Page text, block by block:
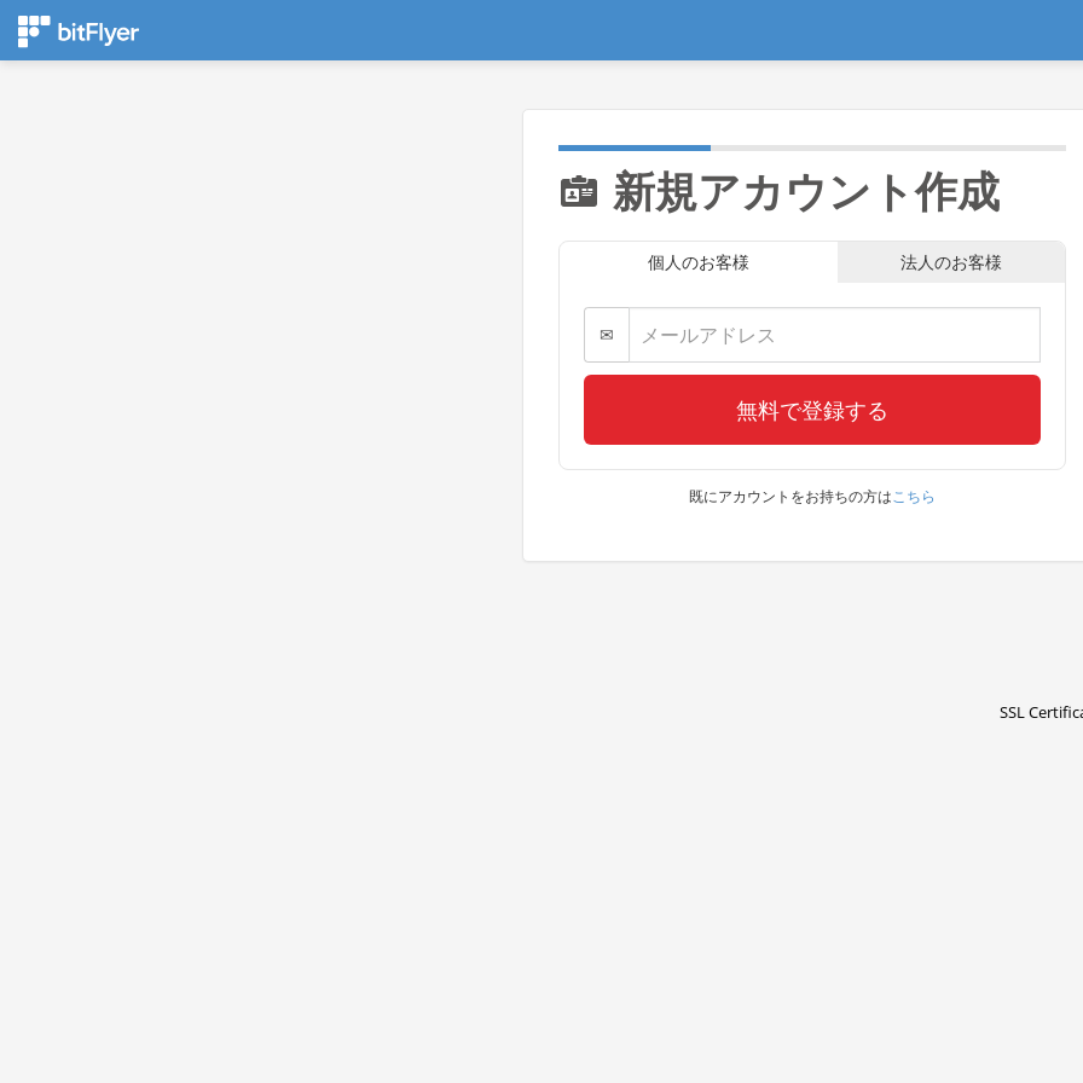
新規アカウント作成
個人のお客様 法人のお客様
✉
無料で登録する
既にアカウントをお持ちの方はこちら
SSL